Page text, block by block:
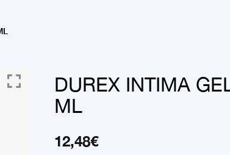
DUREX INTIMA
ML
12,48€